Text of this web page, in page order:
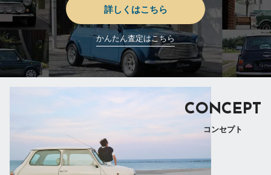
詳しくはこちら
かんたん査定はこちら
CONCEPT
コンセプト